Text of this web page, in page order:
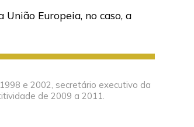
Europeia, no caso, a
e 2002, secretário executivo da
de 2009 a 2011.